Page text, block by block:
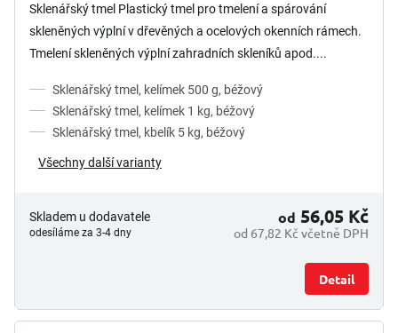
Sklenářský tmel Plastický tmel pro tmelení a spárování
skleněných výplní v dřevěných a ocelových okenních rámech.
Tmelení skleněných výplní zahradních skleníků apod....
Sklenářský tmel, kelímek 500 g, béžový
Sklenářský tmel, kelímek 1 kg, béžový
Sklenářský tmel, kbelík 5 kg, béžový
Všechny další varianty
Skladem u dodavatele
odesíláme za 3-4 dny od 67,82 Kč včetně DPH
od 56,05 Kč
Detail